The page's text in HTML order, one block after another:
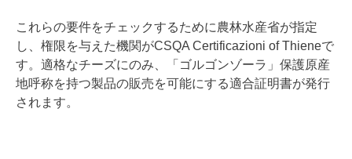
これらの要件をチェックするために農林水産省が指定
し、権限を与えた機関がCSQA Certificazioni of Thieneで
す。適格なチーズにのみ、「ゴルゴンゾーラ」保護原産
地呼称を持つ製品の販売を可能にする適合証明書が発行
されます。